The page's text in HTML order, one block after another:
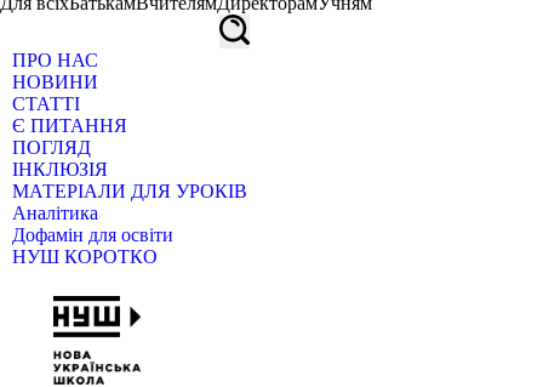
ПРО НАС
НОВИНИ
СТАТТІ
Є ПИТАННЯ
ПОГЛЯД
ІНКЛЮЗІЯ
МАТЕРІАЛИ ДЛЯ УРОКІВ
Аналітика
Дофамін для освіти
НУШ КОРОТКО